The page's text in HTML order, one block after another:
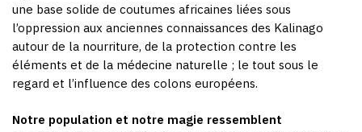
une base solide de coutumes africaines liées sous
l’oppression aux anciennes connaissances des Kalinago
autour de la nourriture, de la protection contre les
éléments et de la médecine naturelle ; le tout sous le
regard et l’influence des colons européens.
Notre population et notre magie ressemblent